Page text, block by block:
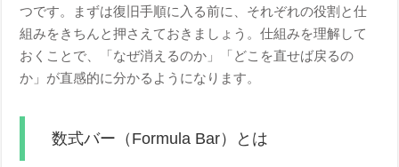
つです。まずは復旧手順に入る前に、それぞれの役割と仕
組みをきちんと押さえておきましょう。仕組みを理解して
おくことで、「なぜ消えるのか」「どこを直せば戻るの
か」が直感的に分かるようになります。
数式バー（Formula Bar）とは